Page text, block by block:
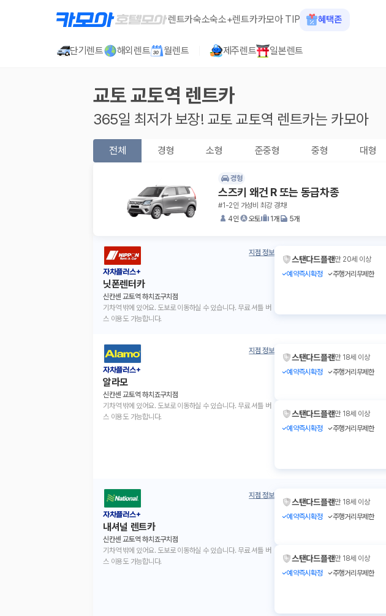
렌트카숙소숙소+렌트카카모아 TIP 혜택존
단기렌트 해외렌트 월렌트 제주렌트 일본렌트
교토 교토역 렌트카
365일 최저가 보장! 교토 교토역 렌트카는 카모아
전체 경형 소형 준중형 중형 대형
경형
스즈키 왜건 R 또는 동급차종
#1-2인 가성비 최강 경차!
4인
오토 1개 5개
지점 정보
자차플러스+
닛폰렌터카
신칸센 교토역 하치죠구치점
기차역 밖에 있어요. 도보로 이동하실 수 있습니다. 무료 셔틀 버
스 이용도 가능합니다.
스탠다드플랜만 20세 이상
예약즉시확정
주행거리무제한
지점 정보
자차플러스+
알라모
신칸센 교토역 하치죠구치점
기차역 밖에 있어요. 도보로 이동하실 수 있습니다. 무료 셔틀 버
스 이용도 가능합니다.
스탠다드플랜만 18세 이상
예약즉시확정
주행거리무제한
스탠다드플랜만 18세 이상
예약즉시확정
주행거리무제한
지점 정보
자차플러스+
내셔널 렌트카
신칸센 교토역 하치죠구치점
기차역 밖에 있어요. 도보로 이동하실 수 있습니다. 무료 셔틀 버
스 이용도 가능합니다.
스탠다드플랜만 18세 이상
예약즉시확정
주행거리무제한
스탠다드플랜만 18세 이상
예약즉시확정
주행거리무제한